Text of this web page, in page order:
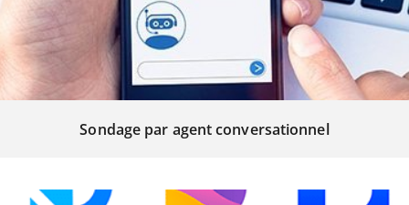
Sondage par agent conversationnel